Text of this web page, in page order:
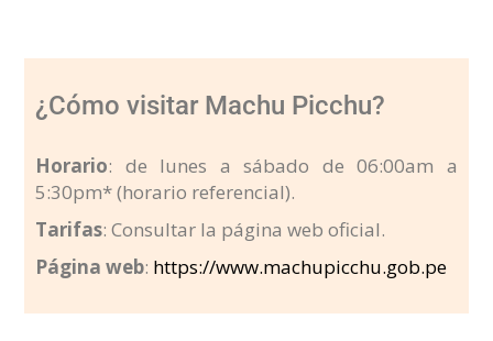
¿Cómo visitar Machu Picchu?
Horario: de lunes a sábado de 06:00am a
5:30pm* (horario referencial).
Tarifas: Consultar la página web oficial.
Página web: https://www.machupicchu.gob.pe